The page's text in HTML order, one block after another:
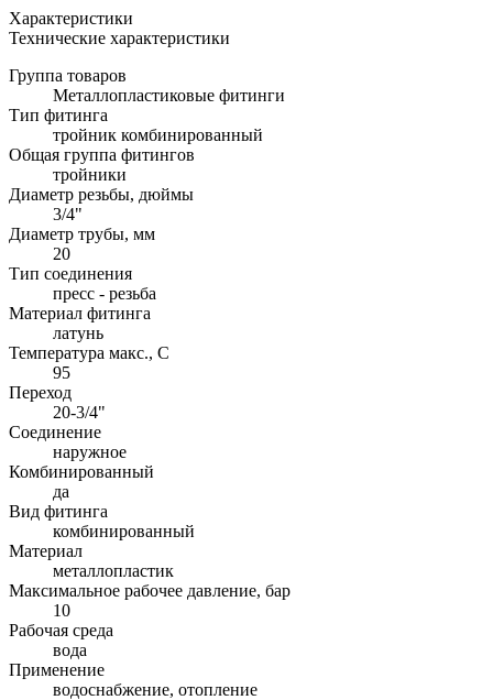
Характеристики
Технические характеристики
Группа товаров
Металлопластиковые фитинги
Тип фитинга
тройник комбинированный
Общая группа фитингов
тройники
Диаметр резьбы, дюймы
3/4"
Диаметр трубы, мм
20
Тип соединения
пресс - резьба
Материал фитинга
латунь
Температура макс., С
95
Переход
20-3/4"
Соединение
наружное
Комбинированный
да
Вид фитинга
комбинированный
Материал
металлопластик
Максимальное рабочее давление, бар
10
Рабочая среда
вода
Применение
водоснабжение, отопление